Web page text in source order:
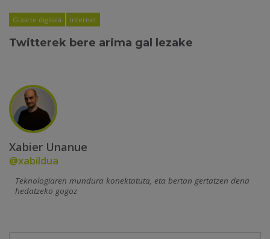
Gizarte digitala Internet
Twitterek bere arima gal lezake
Xabier Unanue
@xabildua
Teknologiaren mundura konektatuta, eta bertan gertatzen dena
hedatzeko gogoz